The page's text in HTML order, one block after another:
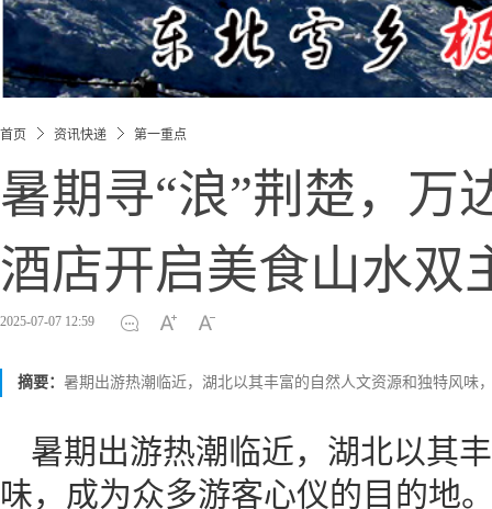
首页 资讯快递 第一重点
暑期寻“浪”荆楚，万
酒店开启美食山水双
2025-07-07 12:59
摘要： 暑期出游热潮临近，湖北以其丰富的自然人文资源和独特风味
暑期出游热潮临近，湖北以其
味，成为众多游客心仪的目的地